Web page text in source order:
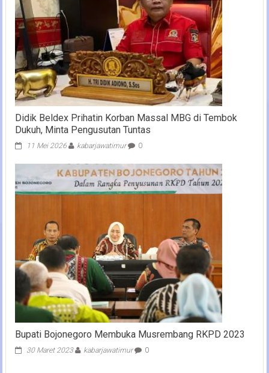
Didik Beldex Prihatin Korban Massal MBG di Tembok
Dukuh, Minta Pengusutan Tuntas
11 Mei 2026 kabarjawatimur 0
Bupati Bojonegoro Membuka Musrembang RKPD 2023
30 Maret 2023 kabarjawatimur 0